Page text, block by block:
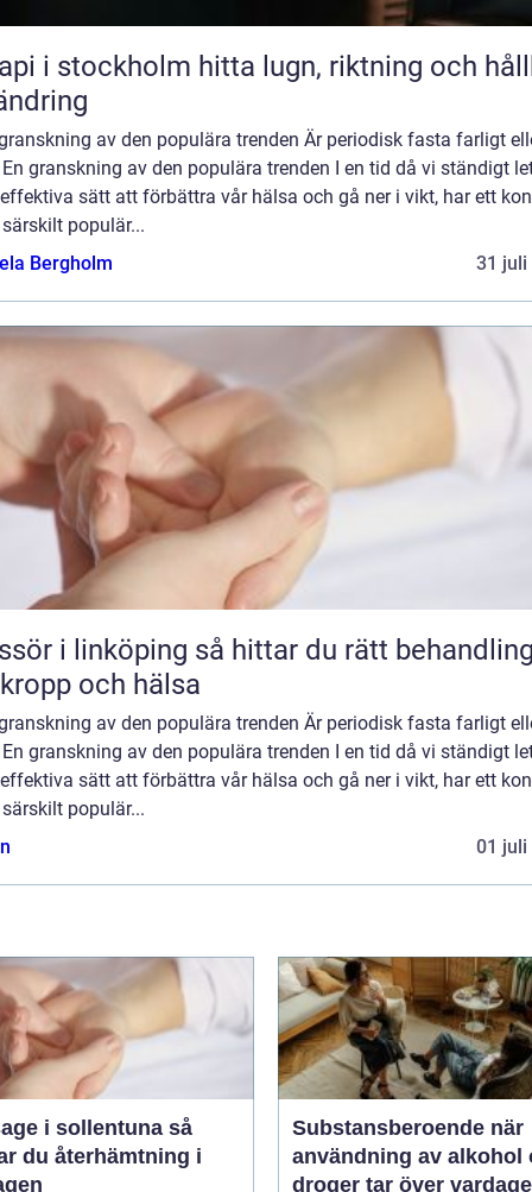
hitta lugn, riktning och hållbar
av den populära trenden Är periodisk fasta farligt
granskning av den populära trenden I en tid då vi ständigt
sätt att förbättra vår hälsa och gå ner i vikt, har ett
populär...
Bergholm
31 juli
så hittar du rätt behandling
och hälsa
av den populära trenden Är periodisk fasta farligt
granskning av den populära trenden I en tid då vi ständigt
sätt att förbättra vår hälsa och gå ner i vikt, har ett
populär...
01 juli
i sollentuna så
du återhämtning i
Substansberoende när
användning av alkohol
droger tar över